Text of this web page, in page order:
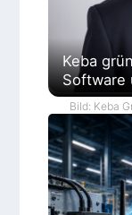
Keba
Software
Bild: Keba